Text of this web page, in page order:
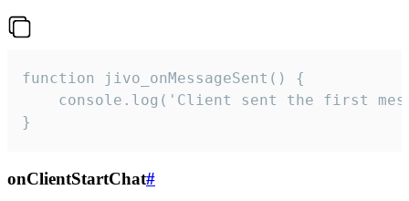
function jivo_onMessageSent() {
console.log('Client sent the first
}
onClientStartChat#